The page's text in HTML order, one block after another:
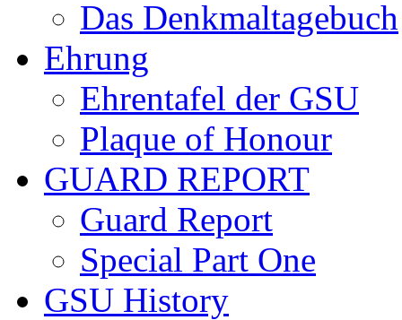
Das Denkmaltagebuch
Ehrung
Ehrentafel der GSU
Plaque of Honour
GUARD REPORT
Guard Report
Special Part One
GSU History